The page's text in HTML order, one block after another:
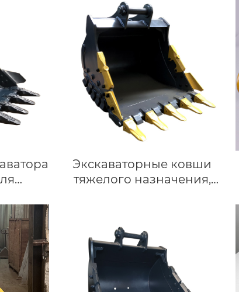
экскаватора-погрузчика
3CX
Экскаваторные ковши
тяжелого назначения,
ковши для экскаваторов.